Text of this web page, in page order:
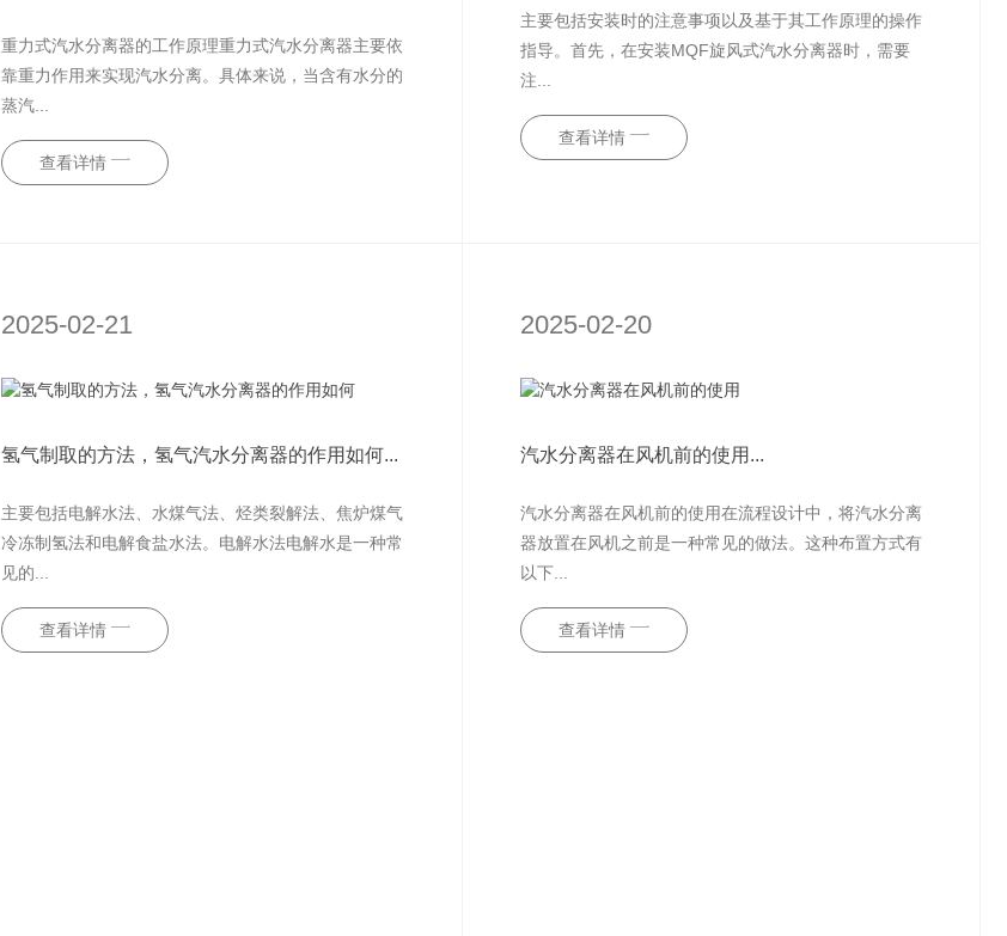
重力式汽水分离器的工作原理重力式汽水分离器主要依
靠重力作用来实现汽水分离。具体来说，当含有水分的
蒸汽...
查看详情
主要包括安装时的注意事项以及基于其工作原理的操作
指导‌。首先，在安装MQF旋风式汽水分离器时，需要
注...
查看详情
2025-02-21
氢气制取的方法，氢气汽水分离器的作用如何...
主要包括电解水法、水煤气法、烃类裂解法、焦炉煤气
冷冻制氢法和电解食盐水法。电解水法电解水是一种常
见的...
查看详情
2025-02-20
汽水分离器在风机前的使用...
汽水分离器在风机前的使用在流程设计中，将汽水分离
器放置在风机之前是一种常见的做法。这种布置方式有
以下...
查看详情